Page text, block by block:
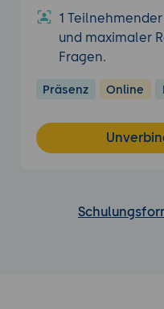
1
und maximaler
Fragen.
Präsenz Online